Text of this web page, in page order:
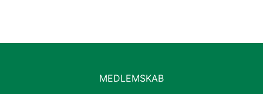
MEDLEMSKAB